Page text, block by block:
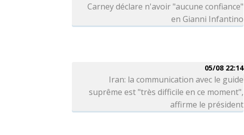
Carney déclare n'avoir "aucune confiance"
en Gianni Infantino
05/08 22:14
Iran: la communication avec le guide
suprême est "très difficile en ce moment",
affirme le président